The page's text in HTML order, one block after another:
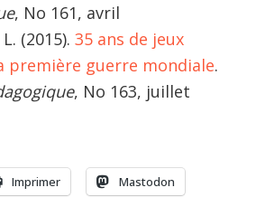
, No 161, avril
(2015). 35 ans de jeux
première guerre mondiale.
, No 163, juillet
Imprimer Mastodon